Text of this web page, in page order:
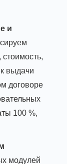
и
стоимость,
выдачи
договоре
100 %,
модулей